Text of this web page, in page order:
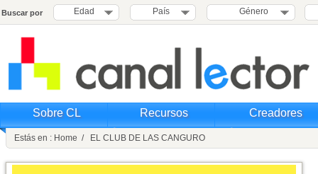
Buscar por Edad País Género
Sobre CL Recursos Creadores
Estás en : Home / EL CLUB DE LAS CANGURO